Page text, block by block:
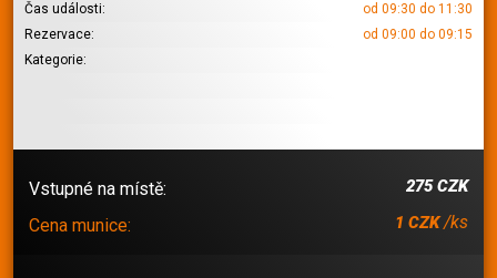
Čas události:
od 09:30 do 11:30
Rezervace:
od 09:00 do 09:15
Kategorie:
Vstupné na místě: 275 CZK
Cena munice: 1 CZK/ks